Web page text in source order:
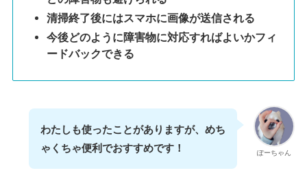
清掃終了後にはスマホに画像が送信される
今後どのように障害物に対応すればよいかフィ
ードバックできる
ぽーちゃん
わたしも使ったことがありますが、めち
ゃくちゃ便利でおすすめです！